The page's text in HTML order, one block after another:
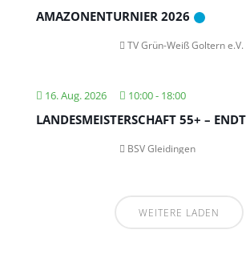
AMAZONENTURNIER 2026
TV Grün-Weiß Goltern e.V.
16. Aug. 2026 10:00- 18:00
LANDESMEISTERSCHAFT 55+ –
BSV Gleidingen
WEITERE LADEN